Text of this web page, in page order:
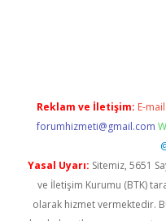
Reklam ve İletişim: E-mail:
forumhizmeti@gmail.com
Yasal Uyarı: Sitemiz, 5651
ve İletişim Kurumu (BTK)
olarak hizmet vermektedir.